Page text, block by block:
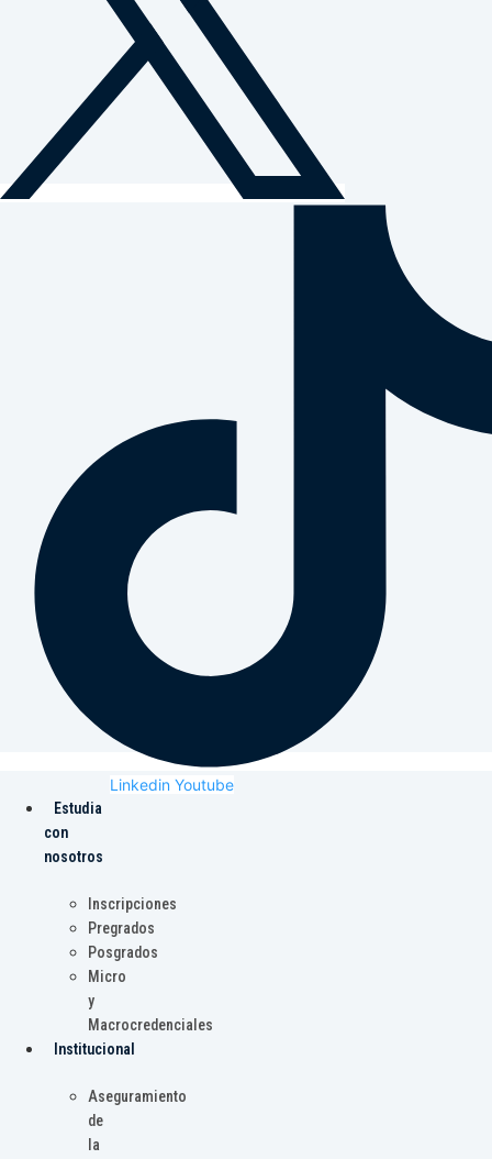
Linkedin Youtube
Estudia
con
nosotros
Inscripciones
Pregrados
Posgrados
Micro
y
Macrocredenciales
Institucional
Aseguramiento
de
la